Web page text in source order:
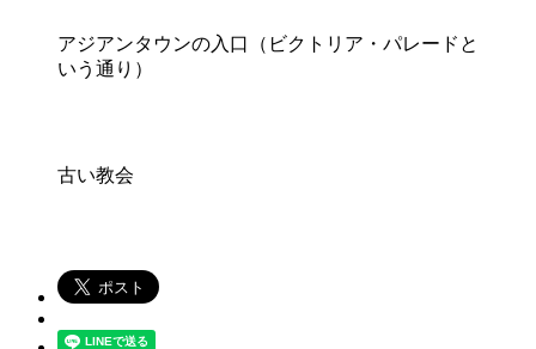
アジアンタウンの入口（ビクトリア・パレードと
いう通り）
古い教会